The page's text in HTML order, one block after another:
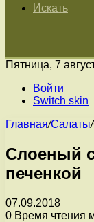
Искать
Пятница, 7
Войти
Switch skin
Главная/Салаты/
Слоеный
печенкой
07.09.2018
0 Время чтения